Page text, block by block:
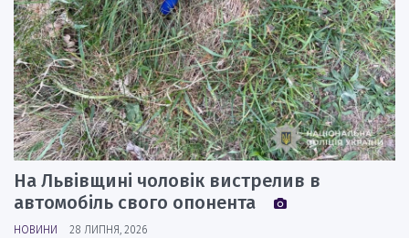
На Львівщині чоловік вистрелив в
автомобіль свого опонента
НОВИНИ 28 ЛИПНЯ, 2026